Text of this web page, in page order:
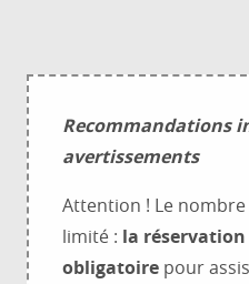
Recommandations
avertissements
Attention ! Le
limité : la
obligatoire pour